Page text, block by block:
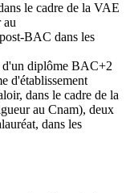
le cadre de la VAE
au
BAC dans les
d'un diplôme BAC+2
d'établissement
dans le cadre de la
au Cnam), deux
dans les